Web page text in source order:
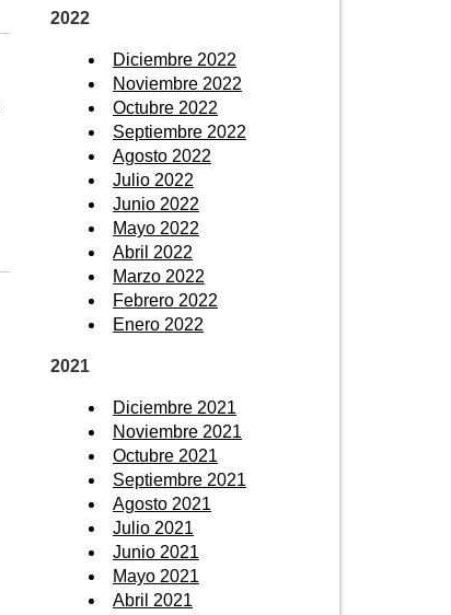
2022
Diciembre 2022
Noviembre 2022
Octubre 2022
Septiembre 2022
Agosto 2022
Julio 2022
Junio 2022
Mayo 2022
Abril 2022
Marzo 2022
Febrero 2022
Enero 2022
2021
Diciembre 2021
Noviembre 2021
Octubre 2021
Septiembre 2021
Agosto 2021
Julio 2021
Junio 2021
Mayo 2021
Abril 2021